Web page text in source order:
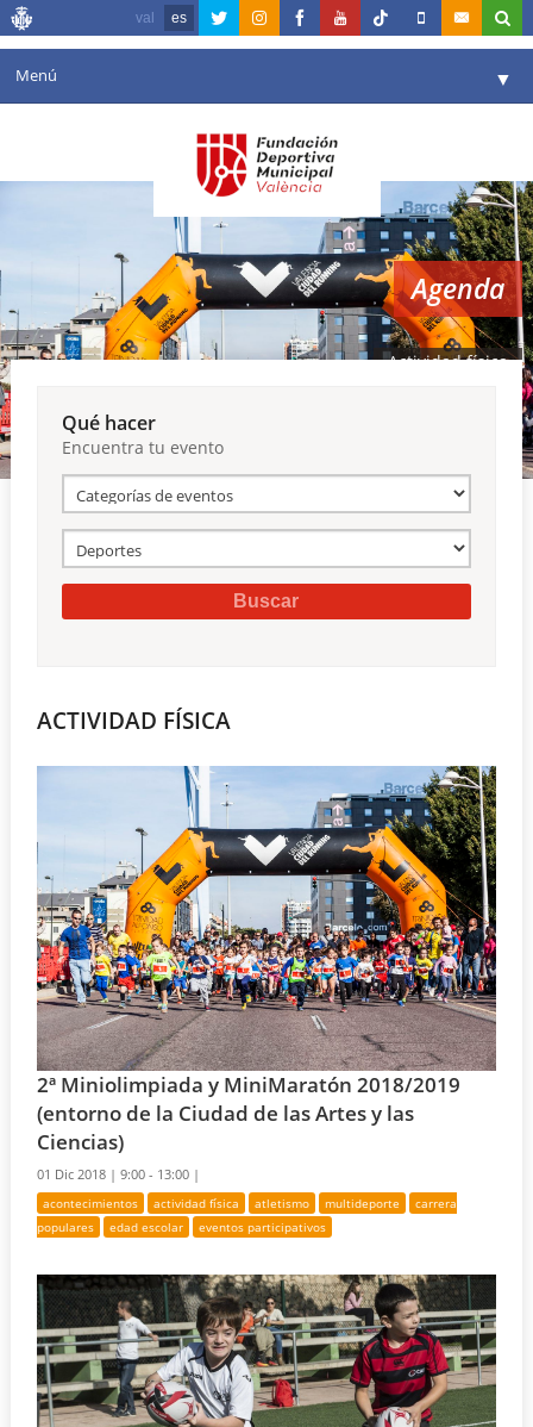
val es
Menú ▼
Agenda
▼
Comunicación ▼
Valencia en deporte ▼
Reservas
Agenda
Actividad física
Qué hacer
Encuentra tu evento
ACTIVIDAD FÍSICA
2ª Miniolimpiada y MiniMaratón 2018/2019
(entorno de la Ciudad de las Artes y las
Ciencias)
01 Dic 2018 |9:00 - 13:00 |
acontecimientos actividad física atletismo multideporte
carrera
populares
edad escolar eventos participativos